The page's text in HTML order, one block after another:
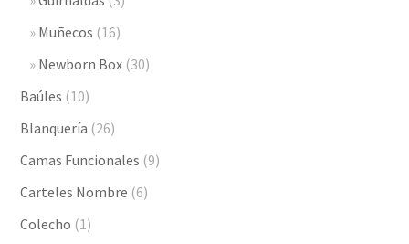
Muñecos (16)
Newborn Box (30)
Baúles (10)
Blanquería (26)
Camas Funcionales (9)
Carteles Nombre (6)
Colecho (1)